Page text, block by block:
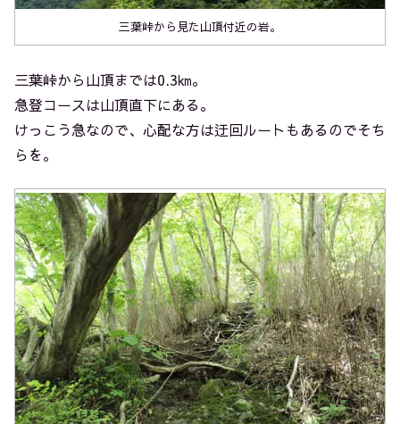
三葉峠から見た山頂付近の岩。
三葉峠から山頂までは0.3㎞。
急登コースは山頂直下にある。
けっこう急なので、心配な方は迂回ルートもあるのでそち
らを。